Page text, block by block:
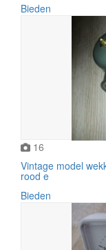
Bieden
16
Vintage model
rood e
Bieden